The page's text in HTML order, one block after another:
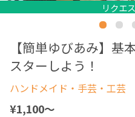
リクエ
リクエ
リクエ
リクエ
リクエ
リクエ
【簡単ゆびあみ】基
スターしよう！
ハンドメイド・手芸・工芸
¥1,100〜